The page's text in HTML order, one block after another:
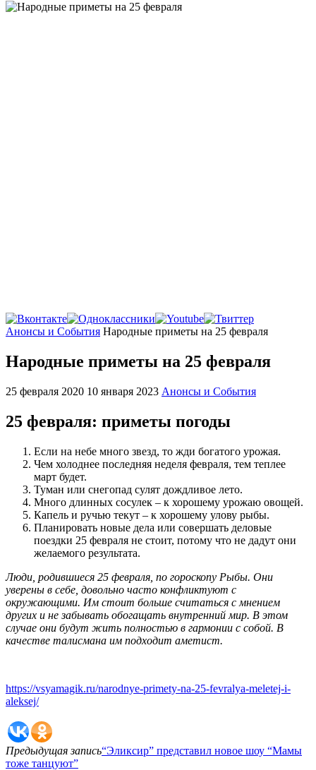
Главная
Анонсы и События Народные приметы на 25 февраля
Народные приметы на 25 февраля
25 февраля 2020 10 января 2023 Анонсы и События
25 февраля: приметы погоды
Если на небе много звезд, то жди богатого урожая.
Чем холоднее последняя неделя февраля, тем теплее
март будет.
Туман или снегопад сулят дождливое лето.
Много длинных сосулек – к хорошему урожаю овощей.
Капель и ручью текут – к хорошему улову рыбы.
Планировать новые дела или совершать деловые
поездки 25 февраля не стоит, потому что не дадут они
желаемого результата.
Люди, родившиеся 25 февраля, по гороскопу Рыбы. Они
уверены в себе, довольно часто конфликтуют с
окружающими. Им стоит больше считаться с мнением
других и не забывать обогащать внутренний мир. В этом
случае они будут жить полностью в гармонии с собой. В
качестве талисмана им подходит аметист.
https://vsyamagik.ru/narodnye-primety-na-25-fevralya-meletej-i-
aleksej/
Предыдущая запись“Эликсир” представил новое шоу “Мамы
тоже танцуют”